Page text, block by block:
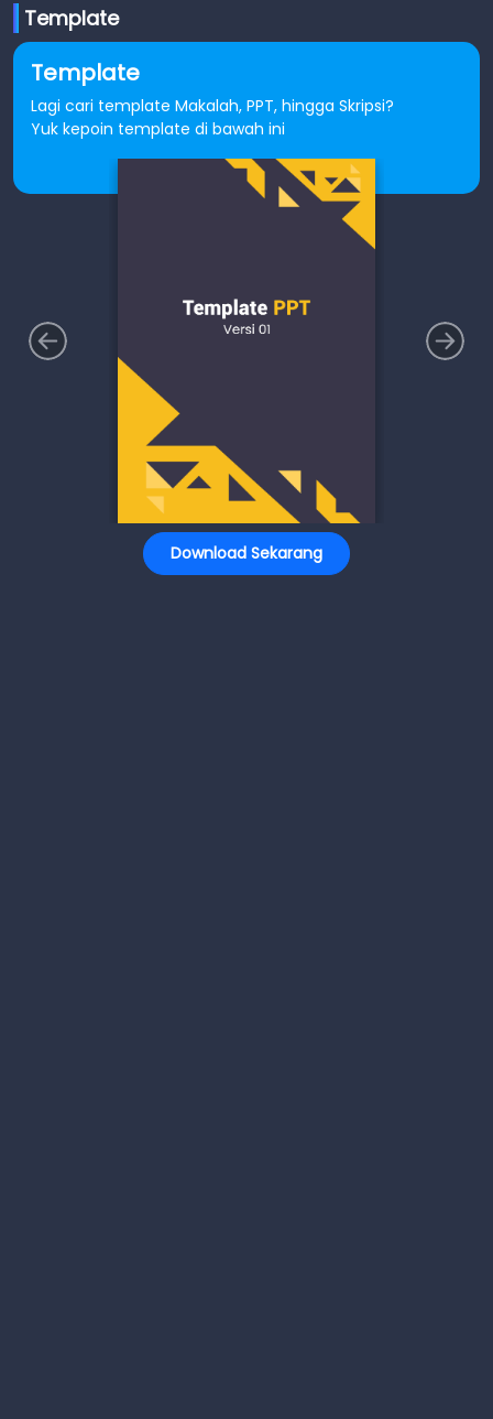
Template
Template
Lagi cari template Makalah, PPT, hingga Skripsi?
Yuk kepoin template di bawah ini
Download Sekarang